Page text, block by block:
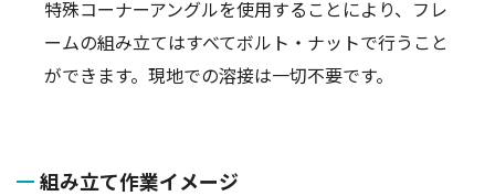
特殊コーナーアングルを使用することにより、フレ
ームの組み立てはすべてボルト・ナットで行うこと
ができます。現地での溶接は一切不要です。
組み立て作業イメージ